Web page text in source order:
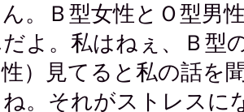
。Ｂ型女性とＯ型男
よ。私はねぇ、Ｂ型
性）見てると私の話を
。それがストレスに